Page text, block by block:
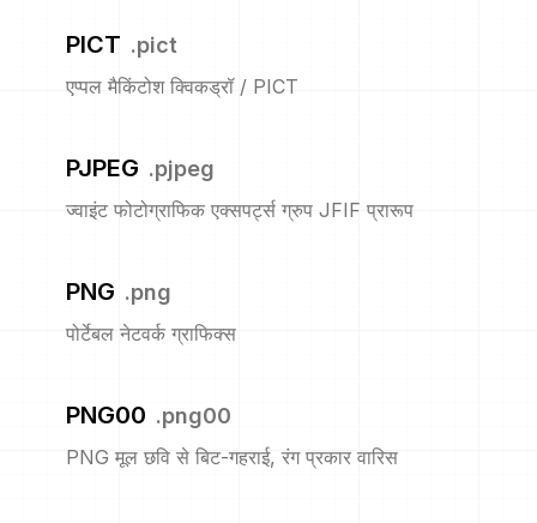
PICT .pict
एप्पल मैकिंटोश क्विकड्रॉ / PICT
PJPEG .pjpeg
ज्वाइंट फोटोग्राफिक एक्सपर्ट्स ग्रुप JFIF प्रारूप
PNG .png
पोर्टेबल नेटवर्क ग्राफिक्स
PNG00 .png00
PNG मूल छवि से बिट-गहराई, रंग प्रकार वारिस